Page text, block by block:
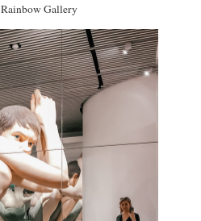
Gallery